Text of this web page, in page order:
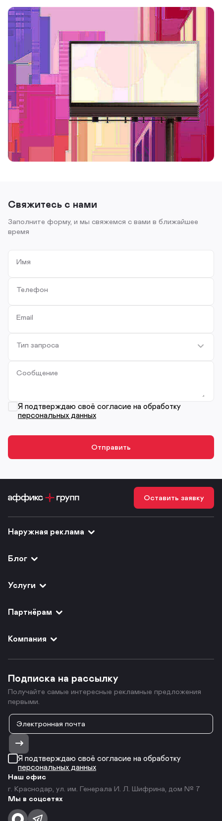
Свяжитесь с нами
Заполните форму, и мы свяжемся с вами в ближайшее
время
Имя
Телефон
Email
Тип запроса
Сообщение
Я подтверждаю своё согласие на обработку
персональных данных
Оставить заявку
Наружная реклама
Блог
Услуги
Партнёрам
Компания
Подписка на рассылку
Получайте самые интересные рекламные предложения
первыми.
Я подтверждаю своё согласие на обработку
персональных данных
Наш офис
г. Краснодар, ул. им. Генерала И. Л. Шифрина, дом № 7
Мы в соцсетях